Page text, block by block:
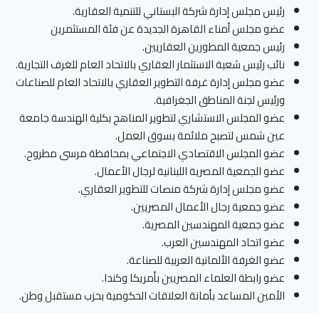
رئيس مجلس إدارة شركة البستاني للتنمية العقارية.
عضو مجلس أمناء القاهرة الجديدة عن فئة المستثمرين
رئيس جمعية المطورين العقاريين.
نائب رئيس شعبة الاستثمار العقاري بالاتحاد العام للغرف التجارية.
عضو مجلس إدارة غرفة التطوير العقاري بالاتحاد العام للصناعات
ورئيس لجنة المناطق الجغرافية.
عضو المجلس الاستشاري لتطوير المناهج بكلية الهندسة جامعة
عين شمس لتصبح ملائمة بسوق العمل.
عضو المجلس الاقتصادي الاجتماعي بمحافظة مرسى مطروح.
عضو الجمعية المصرية اللبنانية لرجال الأعمال.
عضو مجلس إدارة شركة منصات للتطوير العقاري.
عضو جمعية رجال الأعمال المصريين.
عضو جمعية المهندسين المصرية.
عضو اتحاد المهندسين العرب.
عضو الغرفة الألمانية العربية للصناعة.
عضو رابطة العلماء المصريين بأمريكا وكندا.
الأمين المساعد بأمانة العلاقات الحكومية بحزب مستقبل وطن.